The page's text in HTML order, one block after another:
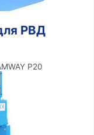
РВД
P20